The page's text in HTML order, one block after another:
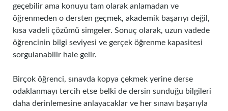
geçebilir ama konuyu tam olarak anlamadan ve
öğrenmeden o dersten geçmek, akademik başarıyı değil,
kısa vadeli çözümü simgeler. Sonuç olarak, uzun vadede
öğrencinin bilgi seviyesi ve gerçek öğrenme kapasitesi
sorgulanabilir hale gelir.
Birçok öğrenci, sınavda kopya çekmek yerine derse
odaklanmayı tercih etse belki de dersin sunduğu bilgileri
daha derinlemesine anlayacaklar ve her sınavı başarıyla